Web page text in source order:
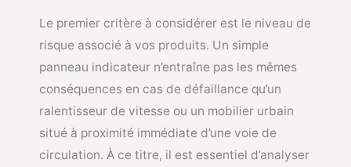
Le premier critère à considérer est le niveau de
risque associé à vos produits. Un simple
panneau indicateur n’entraîne pas les mêmes
conséquences en cas de défaillance qu’un
ralentisseur de vitesse ou un mobilier urbain
situé à proximité immédiate d’une voie de
circulation. À ce titre, il est essentiel d’analyser